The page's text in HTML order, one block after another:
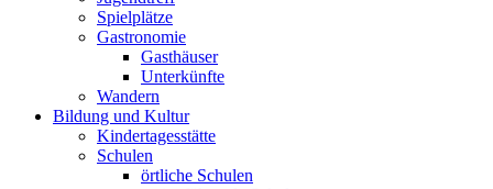
Spielplätze
Gastronomie
Gasthäuser
Unterkünfte
Wandern
Bildung und Kultur
Kindertagesstätte
Schulen
örtliche Schulen